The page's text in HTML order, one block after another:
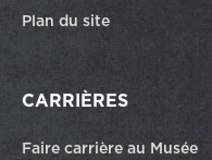
Plan du site
CARRIÈRES
Faire carrière au Musée